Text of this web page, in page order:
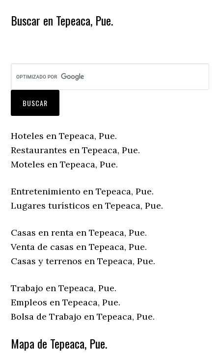
Buscar en Tepeaca, Pue.
Hoteles en Tepeaca, Pue.
Restaurantes en Tepeaca, Pue.
Moteles en Tepeaca, Pue.
Entretenimiento en Tepeaca, Pue.
Lugares turísticos en Tepeaca, Pue.
Casas en renta en Tepeaca, Pue.
Venta de casas en Tepeaca, Pue.
Casas y terrenos en Tepeaca, Pue.
Trabajo en Tepeaca, Pue.
Empleos en Tepeaca, Pue.
Bolsa de Trabajo en Tepeaca, Pue.
Mapa de Tepeaca, Pue.